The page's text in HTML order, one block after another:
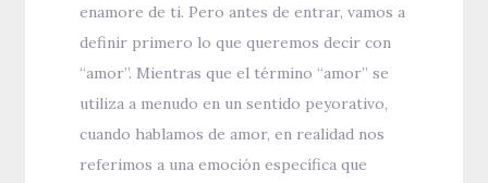
enamore de ti. Pero antes de entrar, vamos a
definir primero lo que queremos decir con
“amor”. Mientras que el término “amor” se
utiliza a menudo en un sentido peyorativo,
cuando hablamos de amor, en realidad nos
referimos a una emoción específica que